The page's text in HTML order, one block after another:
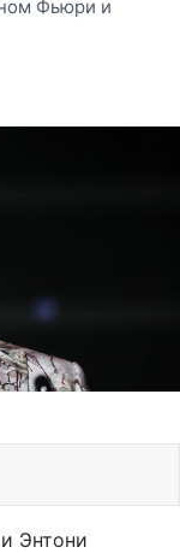
Фьюри и
Энтони